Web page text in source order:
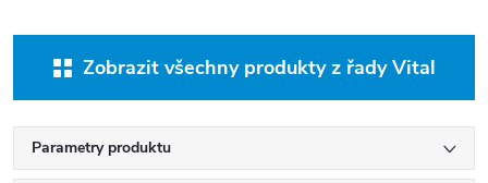
Zobrazit všechny produkty z řady Vital
Parametry produktu